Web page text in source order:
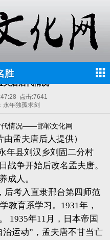
胜
夫唐后代情况
点击:7641
永年独孤求剑
孟夫唐后人提供）
年县刘汉乡刘固二分村
战争开始后改名孟夫唐。
成人。
后考入直隶邢台第四师范
教育系学习。1931年，
1935年11月，日本帝国
运动”，孟夫唐不甘当亡